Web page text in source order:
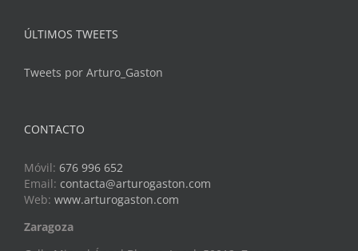
ÚLTIMOS TWEETS
Tweets por Arturo_Gaston
CONTACTO
Móvil: 676 996 652
Email: contacta@arturogaston.com
Web: www.arturogaston.com
Zaragoza